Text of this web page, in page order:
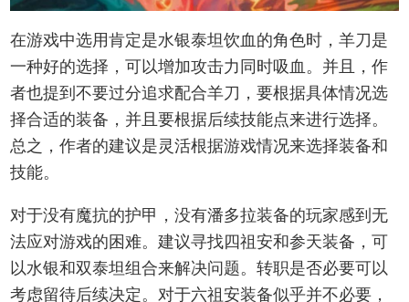
在游戏中选用肯定是水银泰坦饮血的角色时，羊刀是
一种好的选择，可以增加攻击力同时吸血。并且，作
者也提到不要过分追求配合羊刀，要根据具体情况选
择合适的装备，并且要根据后续技能点来进行选择。
总之，作者的建议是灵活根据游戏情况来选择装备和
技能。
对于没有魔抗的护甲，没有潘多拉装备的玩家感到无
法应对游戏的困难。建议寻找四祖安和参天装备，可
以水银和双泰坦组合来解决问题。转职是否必要可以
考虑留待后续决定。对于六祖安装备似乎并不必要，